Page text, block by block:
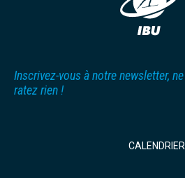
Inscrivez-vous à notre newsletter, ne
ratez rien !
CALENDRIER